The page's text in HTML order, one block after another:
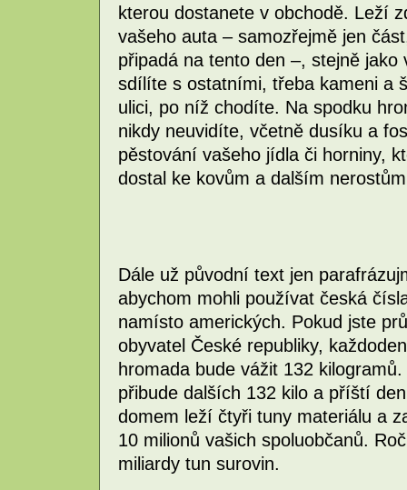
kterou dostanete v obchodě. Leží
vašeho auta – samozřejmě jen
připadá na tento den –, stejně
sdílíte s ostatními, třeba kameni a
ulici, po níž chodíte. Na spodku
nikdy neuvidíte, včetně dusíku a
pěstování vašeho jídla či horniny,
dostal ke kovům a dalším
Dále už původní text jen
abychom mohli používat česká
namísto amerických. Pokud jste
obyvatel České republiky,
hromada bude vážit 132
přibude dalších 132 kilo a příští
domem leží čtyři tuny materiálu a
10 milionů vašich spoluobčanů.
miliardy tun surovin.